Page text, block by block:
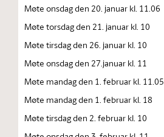
Møte onsdag den 20. januar kl. 11.06
Møte torsdag den 21. januar kl. 10
Møte tirsdag den 26. januar kl. 10
Møte onsdag den 27.januar kl. 11
Møte mandag den 1. februar kl. 11.05
Møte mandag den 1. februar kl. 18
Møte tirsdag den 2. februar kl. 10